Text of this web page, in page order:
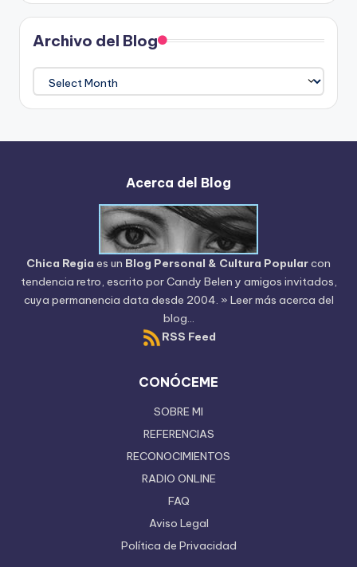
Archivo del Blog
Archivo
del
Blog
Acerca del Blog
Chica Regia es un Blog Personal & Cultura Popularcon
tendencia retro, escrito porCandy Belen y amigos invitados,
cuya permanencia data desde 2004. » Leer más acerca del
blog...
RSS Feed
CONÓCEME
SOBRE MI
REFERENCIAS
RECONOCIMIENTOS
RADIO ONLINE
FAQ
Aviso Legal
Política de Privacidad